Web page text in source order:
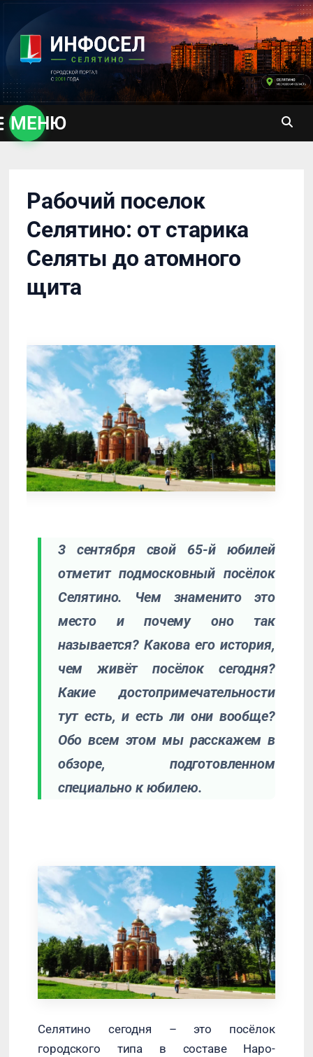
содержимому
МЕНЮ
Рабочий поселок
Селятино: от старика
Селяты до атомного
щита
3 сентября свой 65-й юбилей
отметит подмосковный посёлок
Селятино. Чем знаменито это
место и почему оно так
называется? Какова его история,
чем живёт посёлок сегодня?
Какие достопримечательности
тут есть, и есть ли они вообще?
Обо всем этом мы расскажем в
обзоре, подготовленном
специально к юбилею.
Селятино сегодня – это посёлок
городского типа в составе Наро-